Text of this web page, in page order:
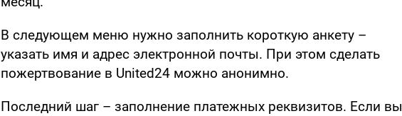
В следующем меню нужно заполнить короткую анкету –
указать имя и адрес электронной почты. При этом сделать
пожертвование в United24 можно анонимно.
Последний шаг – заполнение платежных реквизитов. Если вы